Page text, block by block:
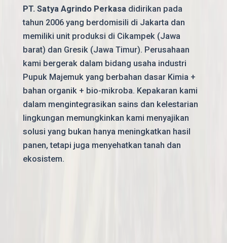
PT. Satya Agrindo Perkasadidirikan pada
tahun 2006 yang berdomisili di Jakarta dan
memiliki unit produksi di Cikampek (Jawa
barat) dan Gresik (Jawa Timur). Perusahaan
kami bergerak dalam bidang usaha industri
Pupuk Majemuk yang berbahan dasar Kimia +
bahan organik + bio-mikroba. Kepakaran kami
dalam mengintegrasikan sains dan kelestarian
lingkungan memungkinkan kami menyajikan
solusi yang bukan hanya meningkatkan hasil
panen, tetapi juga menyehatkan tanah dan
ekosistem.